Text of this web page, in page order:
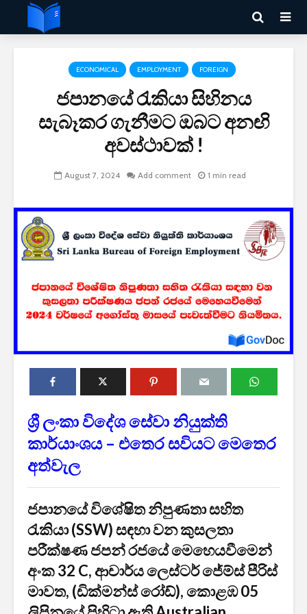
ECONOMICAL EMPLOYMENT FOREIGN
ජපානයේ රැකියා සිහිනය
සැබෑකර ගැනීමට ඔබට අනඟි
අවස්ථාවක් !
August 7, 2024 Add comment 1 min read
ශ්‍රී ලංකා විදේශ සේවා නියුක්ති
කාර්යාංශය – එතෙර සවියට මෙතෙර
අත්වැල
ජපානයේ විශේෂිත නිපුණතා සහිත
රැකියා (SSW) සඳහා වන කුසලතා
පරීක්ෂණ ජපන් රජයේ මෙහෙයවීමෙන්
අංක 32 C, ආචාර්ය ලෙස්ටර් ජේම්ස් පීරිස්
මාවත, (ඩික්මන්ස් රෝඩ්), කොළඹ 05
2027 1 ශ්‍රේණි‌යේ
පාසල් ප්‍රවේශ
මාර්ගෝපදේශ නිකුත්
කර ඇත
රාජ්‍ය, බැංකු, වෙළඳ
සහ පුර පසළොස්වක
පොහොය නිවාඩු දින
සහිත ශ්‍රී ලංකා දින
දර්ශනය (2026)
ශ්‍රී ලංකා
සේවයේ
2025
නිලධාරීන්
කඩඉම්